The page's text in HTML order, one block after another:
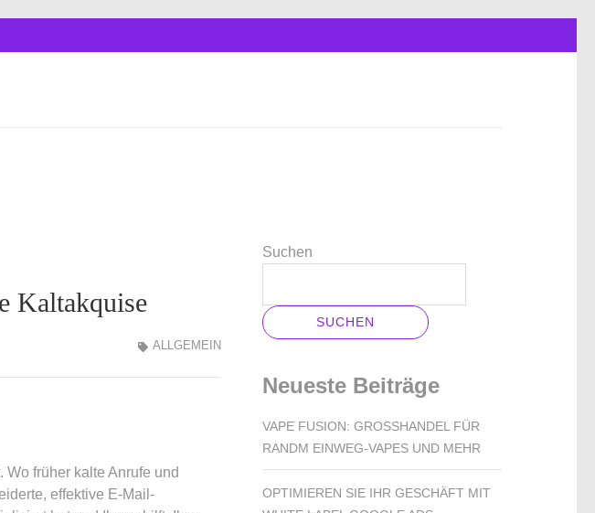
Kaltakquise
ALLGEMEIN
früher kalte Anrufe und
effektive E-Mail-
Suchen
SUCHEN
Neueste Beiträge
VAPE FUSION: GROSSHANDEL FÜR R
ANDM EINWEG-VAPES UND MEHR
OPTIMIEREN SIE IHR GESCHÄFT MIT